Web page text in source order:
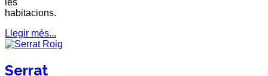
les
habitacions.
Llegir més...
Serrat